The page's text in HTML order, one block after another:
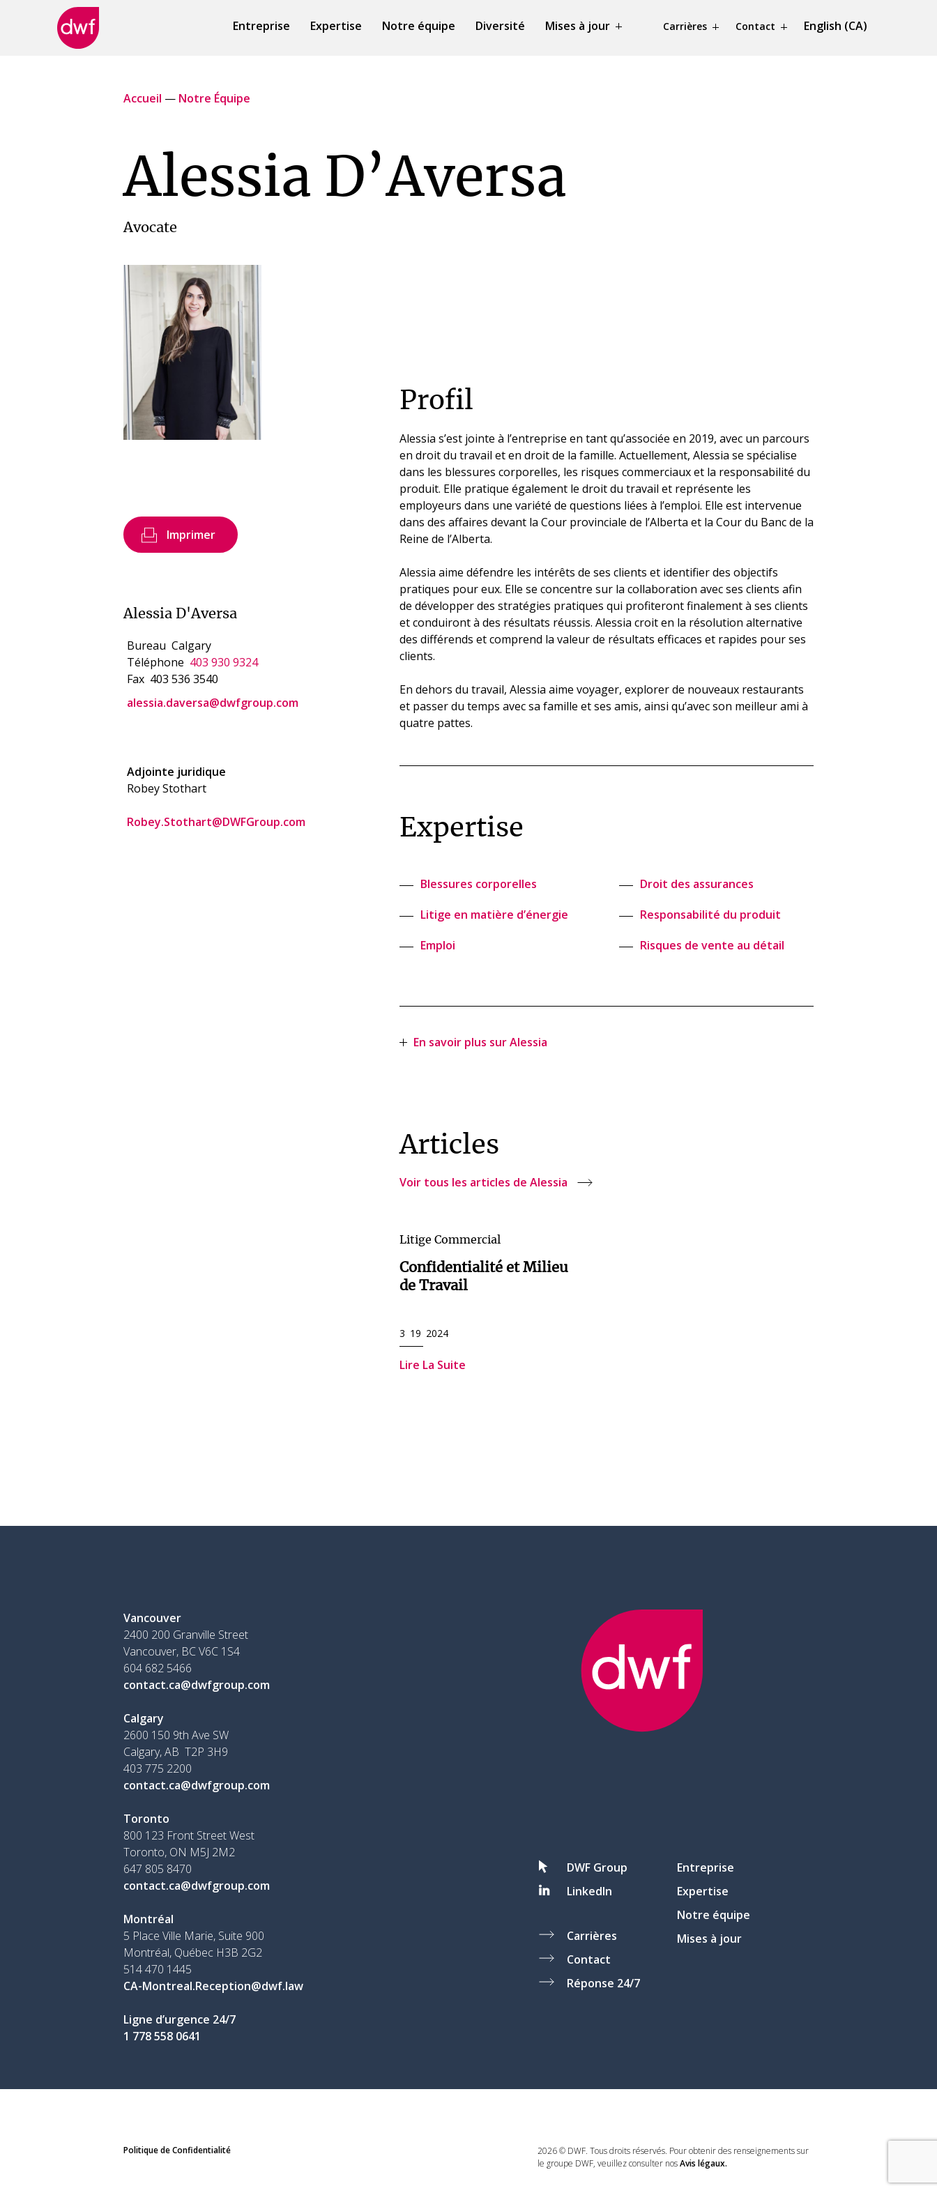
Entreprise Expertise Notre équipe Diversité Mises à jour Carrières Contact English (CA)
Accueil — Notre Équipe
Alessia D’Aversa
Avocate
Imprimer
Alessia D'Aversa
Bureau Calgary
Téléphone 403 930 9324
Fax 403 536 3540
alessia.daversa@dwfgroup.com
Adjointe juridique
Robey Stothart
Robey.Stothart@DWFGroup.com
Profil
Alessia s’est jointe à l’entreprise en tant qu’associée en 2019, avec un parcours
en droit du travail et en droit de la famille. Actuellement, Alessia se spécialise
dans les blessures corporelles, les risques commerciaux et la responsabilité du
produit. Elle pratique également le droit du travail et représente les
employeurs dans une variété de questions liées à l’emploi. Elle est intervenue
dans des affaires devant la Cour provinciale de l’Alberta et la Cour du Banc de la
Reine de l’Alberta.
Alessia aime défendre les intérêts de ses clients et identifier des objectifs
pratiques pour eux. Elle se concentre sur la collaboration avec ses clients afin
de développer des stratégies pratiques qui profiteront finalement à ses clients
et conduiront à des résultats réussis. Alessia croit en la résolution alternative
des différends et comprend la valeur de résultats efficaces et rapides pour ses
clients.
En dehors du travail, Alessia aime voyager, explorer de nouveaux restaurants
et passer du temps avec sa famille et ses amis, ainsi qu’avec son meilleur ami à
quatre pattes.
Expertise
Blessures corporelles
Litige en matière d’énergie
Emploi
Droit des assurances
Responsabilité du produit
Risques de vente au détail
En savoir plus sur Alessia
Articles
Voir tous les articles de Alessia
Litige Commercial
Confidentialité et Milieu
de Travail
3 19 2024
Lire La Suite
Vancouver
2400 200 Granville Street
Vancouver, BC V6C 1S4
604 682 5466
contact.ca@dwfgroup.com
Calgary
2600 150 9th Ave SW
Calgary, AB T2P 3H9
403 775 2200
contact.ca@dwfgroup.com
Toronto
800 123 Front Street West
Toronto, ON M5J 2M2
647 805 8470
contact.ca@dwfgroup.com
Montréal
5 Place Ville Marie, Suite 900
Montréal, Québec H3B 2G2
514 470 1445
CA-Montreal.Reception@dwf.law
Ligne d’urgence 24/7
1 778 558 0641
DWF Group
LinkedIn
Carrières
Contact
Réponse 24/7
Entreprise
Expertise
Notre équipe
Mises à jour
Politique de Confidentialité
2026 © DWF. Tous droits réservés. Pour obtenir des renseignements sur
le groupe DWF, veuillez consulter nosAvis légaux.